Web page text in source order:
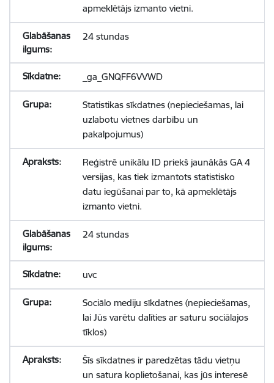
apmeklētājs izmanto vietni.
24 stundas
_ga_GNQFF6VVWD
Statistikas sīkdatnes (nepieciešamas, lai
uzlabotu vietnes darbību un
pakalpojumus)
Reģistrē unikālu ID priekš jaunākās GA 4
versijas, kas tiek izmantots statistisko
datu iegūšanai par to, kā apmeklētājs
izmanto vietni.
24 stundas
uvc
Sociālo mediju sīkdatnes (nepieciešamas,
lai Jūs varētu dalīties ar saturu sociālajos
tīklos)
Šīs sīkdatnes ir paredzētas tādu vietņu
un satura koplietošanai, kas jūs interesē